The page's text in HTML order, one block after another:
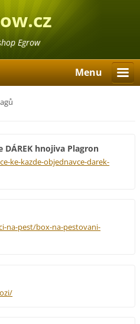
Egrow
Menu
DÁREK hnojiva Plagron
ke-kazde-objednavce-darek-
na-pest/box-na-pestovani-